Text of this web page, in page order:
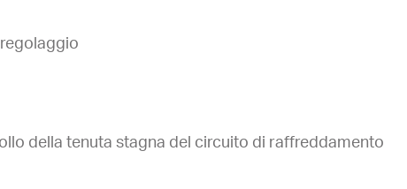
della tenuta stagna del circuito di raffreddamento